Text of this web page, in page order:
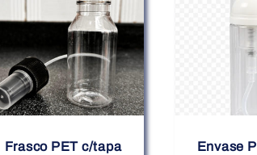
Frasco PET c/tapa
Envase